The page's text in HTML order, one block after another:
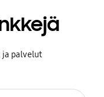
palvelut